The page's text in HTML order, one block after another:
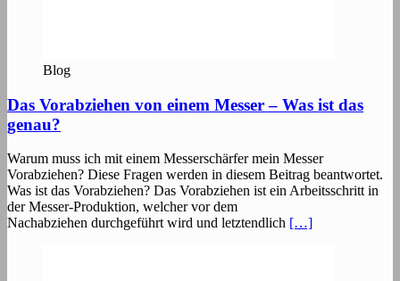
Blog
Das Vorabziehen von einem Messer – Was ist das
genau?
Warum muss ich mit einem Messerschärfer mein Messer
Vorabziehen? Diese Fragen werden in diesem Beitrag beantwortet.
Was ist das Vorabziehen? Das Vorabziehen ist ein Arbeitsschritt in
der Messer-Produktion, welcher vor dem
Nachabziehen durchgeführt wird und letztendlich […]